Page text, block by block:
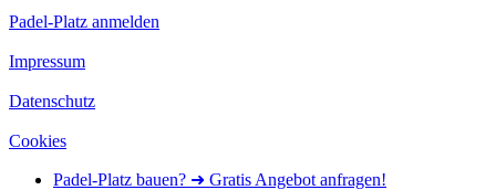
Padel-Platz anmelden
Impressum
Datenschutz
Cookies
Padel-Platz bauen? ➜ Gratis Angebot anfragen!